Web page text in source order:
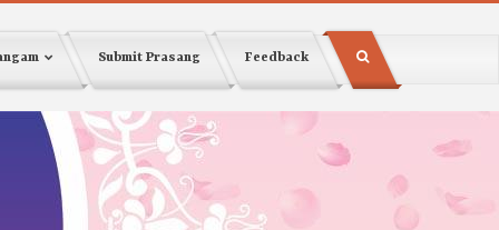
Submit Prasang Feedback